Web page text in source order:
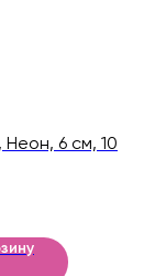
6 см, 10